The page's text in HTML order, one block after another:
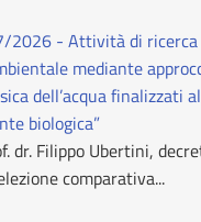
2026 - Attività di ricerca
mediante
dell’acqua finalizzati
biologica”
dr. Filippo Ubertini,
comparativa...